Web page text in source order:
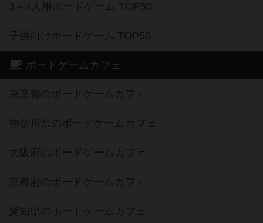
3～4人用ボードゲーム TOP50
子供向けボードゲーム TOP50
ボードゲームカフェ
東京都のボードゲームカフェ
神奈川県のボードゲームカフェ
大阪府のボードゲームカフェ
京都府のボードゲームカフェ
愛知県のボードゲームカフェ